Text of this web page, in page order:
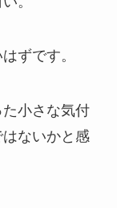
ずです。
小さな気付
ないかと感